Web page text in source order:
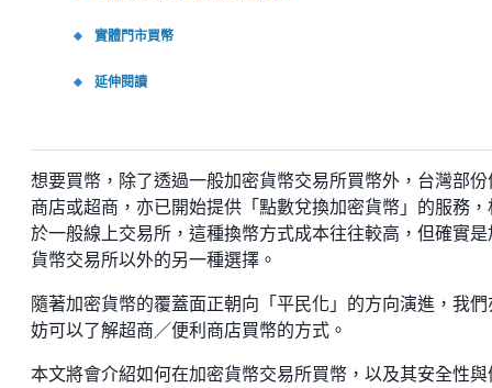
實體門市買幣
延伸閱讀
想要買幣，除了透過一般加密貨幣交易所買幣外，台灣部份
商店或超商，亦已開始提供「點數兌換加密貨幣」的服務，
於一般線上交易所，這種換幣方式成本往往較高，但確實是
貨幣交易所以外的另一種選擇。
隨著加密貨幣的覆蓋面正朝向「平民化」的方向演進，我們
妨可以了解超商／便利商店買幣的方式。
本文將會介紹如何在加密貨幣交易所買幣，以及其安全性與